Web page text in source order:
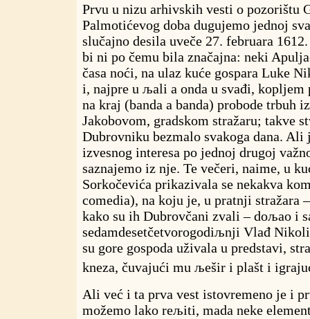
Prvu u nizu arhivskih vesti o pozorištu
Palmotićevog doba dugujemo jednoj
slučajno desila uveče 27. februara
bi ni po čemu bila značajna: neki
časa noći, na ulaz kuće gospara Luke
i, najpre u љali a onda u svađi, kopljem
na kraj (banda a banda) probode trbuh
Jakobovom, gradskom stražaru; takve
Dubrovniku bezmalo svakoga dana. Ali
izvesnog interesa po jednoj drugoj
saznajemo iz nje. Te večeri, naime, u
Sorkočevića prikazivala se nekakva
comedia), na koju je, u pratnji stražara
kako su ih Dubrovčani zvali – doљao i
sedamdesetčetvorogodiљnji Vlađ
su gore gospoda uživala u predstavi,
kneza, čuvajući mu љešir i plašt i
Ali već i ta prva vest istovremeno je i
možemo lako reљiti, mada neke